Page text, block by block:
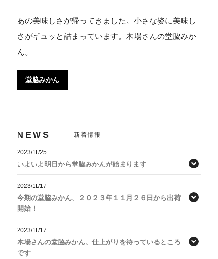
あの美味しさが帰ってきました。小さな姿に美味し
さがギュッと詰まっています。木場さんの堂脇みか
ん。
堂脇みかん
NEWS 新着情報
2023/11/25
いよいよ明日から堂脇みかんが始まります
2023/11/17
今期の堂脇みかん、２０２３年１１月２６日から出荷
開始！
2023/11/17
木場さんの堂脇みかん、仕上がりを待っているところ
です